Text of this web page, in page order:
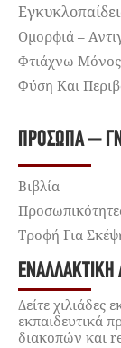
Ομορφιά –
Φτιάχνω
Φύση Και
ΠΡΌΣΩΠΑ –
Βιβλία
Τροφή Για
ΕΝΑΛΛΑΚΤΙΚΉ
Δείτε χιλιάδες
εκπαιδευτικά
διακοπών και